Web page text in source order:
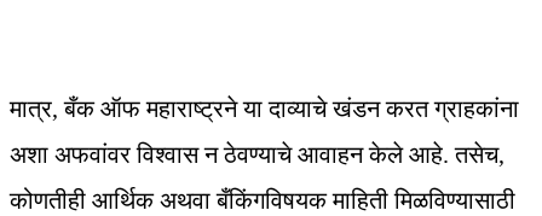
मात्र, बँक ऑफ महाराष्ट्रने या दाव्याचे खंडन करत ग्राहकांना
अशा अफवांवर विश्वास न ठेवण्याचे आवाहन केले आहे. तसेच,
कोणतीही आर्थिक अथवा बँकिंगविषयक माहिती मिळविण्यासाठी